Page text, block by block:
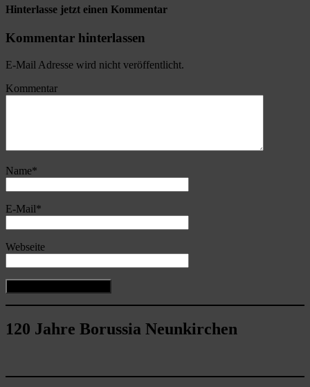
Hinterlasse jetzt einen Kommentar
Kommentar hinterlassen
E-Mail Adresse wird nicht veröffentlicht.
Kommentar
Name*
E-Mail*
Webseite
120 Jahre Borussia Neunkirchen